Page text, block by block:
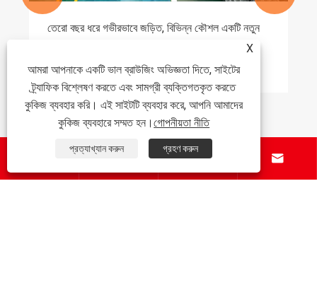
তেরো বছর ধরে গভীরভাবে জড়িত, বিভিন্ন কৌশল একটি নতুন
আরো দেখুন >>
 
X
আমরা আপনাকে একটি ভাল ব্রাউজিং অভিজ্ঞতা দিতে, সাইটের
ট্র্যাফিক বিশ্লেষণ করতে এবং সামগ্রী ব্যক্তিগতকৃত করতে
কুকিজ ব্যবহার করি। এই সাইটটি ব্যবহার করে, আপনি আমাদের
কুকিজ ব্যবহারে সম্মত হন।গোপনীয়তা নীতি
প্রত্যাখ্যান করুন গ্রহণ করুন